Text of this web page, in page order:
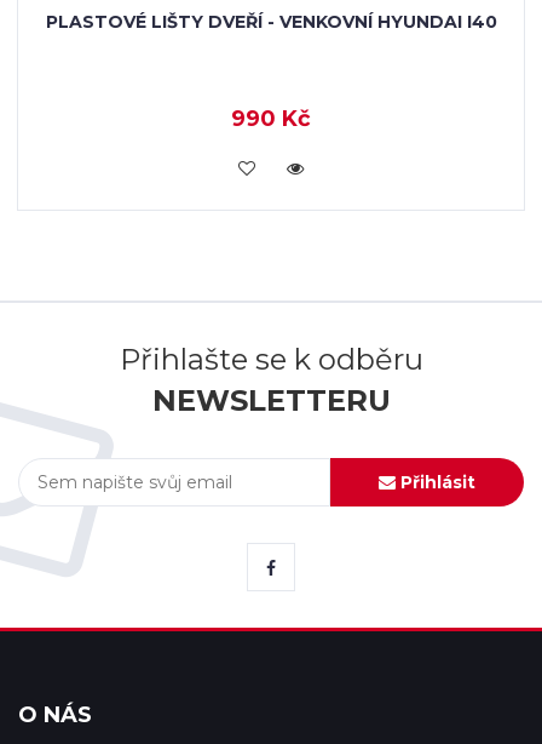
PLASTOVÉ LIŠTY DVEŘÍ - VENKOVNÍ HYUNDAI I40
990 Kč
KOUPIT
Přihlašte se k odběru
NEWSLETTERU
Přihlásit
O NÁS